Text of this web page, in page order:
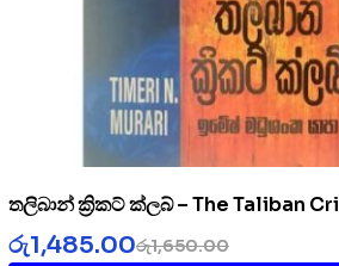
තලිබාන් ක්‍රිකට් ක්ලබ් – The Taliban
රු1,650.00
රු1,485.00